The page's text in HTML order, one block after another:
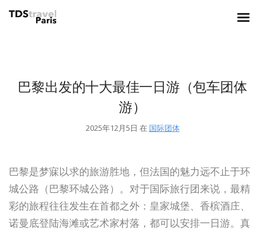
巴黎出发的十大最佳一日游（包车团体
游）
2025年12月5日 在 国际团体
巴黎是梦寐以求的旅游胜地，但法国的魅力远不止于环
城公路（巴黎环城公路）。对于国际旅行团来说，最精
彩的旅程往往发生在首都之外：皇家城堡、香槟酒庄、
诺曼底登陆海滩或艺术家村落，都可以安排一日游。真